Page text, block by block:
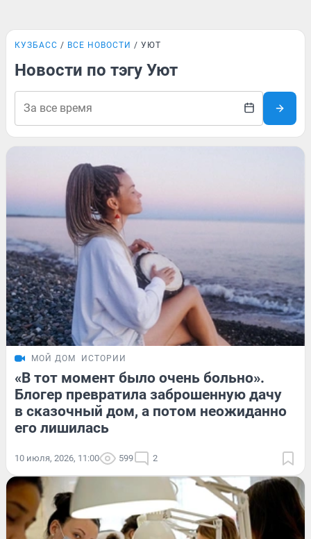
КУЗБАСС ВСЕ НОВОСТИ УЮТ
Новости по тэгу Уют
МОЙ ДОМ ИСТОРИИ
«В тот момент было очень больно».
Блогер превратила заброшенную дачу
в сказочный дом, а потом неожиданно
его лишилась
10 июля, 2026, 11:00 599 2